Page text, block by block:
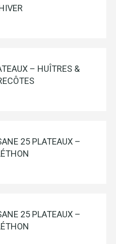
– HUÎTRES &
25 PLATEAUX –
25 PLATEAUX –